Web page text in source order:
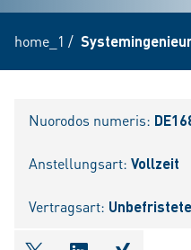
home_1 /
Nuorodos numeris:
Anstellungsart: Vollzeit
Vertragsart: